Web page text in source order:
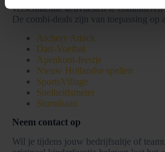
verschillende activiteiten te
De combi-deals zijn van toepassing op
Archery Attack
Dart-Voetbal
Apenkooi-feestje
Nieuw Hollandse spellen
SportsVillage
Snelheidsmeter
Stormbaan
Neem contact op
Wil je tijdens jouw bedrijfsuitje of